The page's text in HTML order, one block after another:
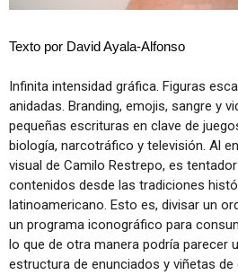
Texto por David Ayala-Alfonso
Infinita intensidad gráfica. Figuras
anidadas. Branding, emojis, sangre y
pequeñas escrituras en clave de
biología, narcotráfico y televisión. Al
visual de Camilo Restrepo, es
contenidos desde las tradiciones
latinoamericano. Esto es, divisar un
un programa iconográfico para
lo que de otra manera podría parecer
estructura de enunciados y viñetas